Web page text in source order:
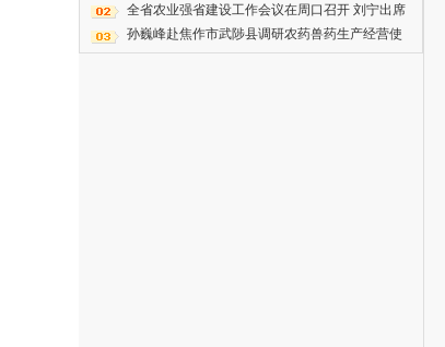
全省农业强省建设工作会议在周口召开 刘宁出席
并讲话 王凯主持
孙巍峰赴焦作市武陟县调研农药兽药生产经营使
用综合整治工作